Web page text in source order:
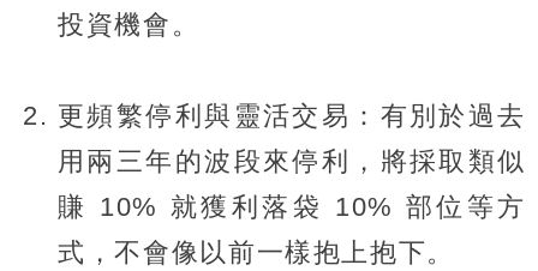
投資機會。
更頻繁停利與靈活交易：有別於過去
用兩三年的波段來停利，將採取類似
賺 10% 就獲利落袋 10% 部位等方
式，不會像以前一樣抱上抱下。